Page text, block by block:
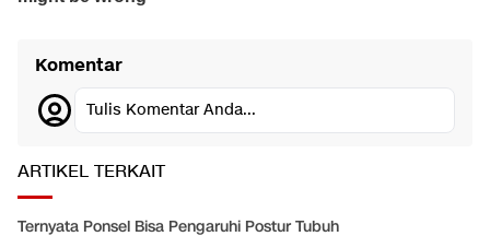
Komentar
Tulis Komentar Anda...
ARTIKEL TERKAIT
Ternyata Ponsel Bisa Pengaruhi Postur Tubuh